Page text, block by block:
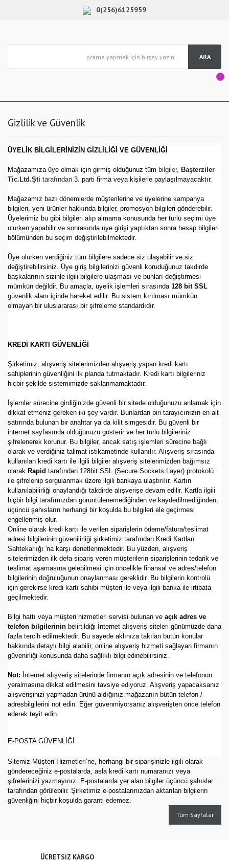
0(256)6125959
ARA
Gizlilik ve Güvenlik
ÜYELİK BİLGİLERİNİZİN GİZLİLİĞİ VE GÜVENLİĞİ
Mağazamıza üye olmak için girmiş olduğunuz tüm bilgiler, Başterziler
Tic.Ltd.Şti tarafından 3. parti firma veya kişilerle paylaşılmayacaktır.
Mağazamız bazı dönemlerde müşterilerine ve üyelerine kampanya
bilgileri, yeni ürünler hakkında bilgiler, promosyon bilgileri gönderebilir.
Üyelerimiz bu gibi bilgileri alıp almama konusunda her türlü seçimi üye
olurken yapabilir ve sonrasında üye girişi yaptıktan sonra hesap bilgileri
bölümünden bu seçim değiştirilebilmektedir.
Üye olurken verdiğiniz tüm bilgilere sadece siz ulaşabilir ve siz
değiştirebilirsiniz. Üye giriş bilgilerinizi güvenli koruduğunuz takdirde
başkalarının sizinle ilgili bilgilere ulaşması ve bunları değiştirmesi
mümkün değildir. Bu amaçla, üyelik işlemleri sırasında 128 bit SSL
güvenlik alanı içinde hareket edilir. Bu sistem kırılması mümkün
olmayan bir uluslararası bir şifreleme standardıdır.
KREDİ KARTI GÜVENLİĞİ
Şirketimiz, alışveriş sitelerimizden alışveriş yapan kredi kartı
sahiplerinin güvenliğini ilk planda tutmaktadır. Kredi kartı bilgileriniz
hiçbir şekilde sistemimizde saklanmamaktadır.
İşlemler sürecine girdiğinizde güvenli bir sitede olduğunuzu anlamak için
dikkat etmeniz gereken iki şey vardır. Bunlardan biri tarayıcınızın en alt
satırında bulunan bir anahtar ya da kilit simgesidir. Bu güvenli bir
internet sayfasında olduğunuzu gösterir ve her türlü bilgileriniz
şifrelenerek korunur. Bu bilgiler, ancak satış işlemleri sürecine bağlı
olarak ve verdiğiniz talimat istikametinde kullanılır. Alışveriş sırasında
kullanılan kredi kartı ile ilgili bilgiler alışveriş sitelerimizden bağımsız
olarak Rapid tarafından 128bit SSL (Secure Sockets Layer) protokolü
ile şifrelenip sorgulanmak üzere ilgili bankaya ulaştırılır. Kartın
kullanılabilirliği onaylandığı takdirde alışverişe devam edilir. Kartla ilgili
hiçbir bilgi tarafımızdan görüntülenemediğinden ve kaydedilmediğinden,
üçüncü şahısların herhangi bir koşulda bu bilgileri ele geçirmesi
engellenmiş olur.
Online olarak kredi kartı ile verilen siparişlerin ödeme/fatura/teslimat
adresi bilgilerinin güvenilirliği şirketimiz tarafından Kredi Kartları
Sahtekarlığı 'na karşı denetlenmektedir. Bu yüzden, alışveriş
sitelerimizden ilk defa sipariş veren müşterilerin siparişlerinin tedarik ve
teslimat aşamasına gelebilmesi için öncelikle finansal ve adres/telefon
bilgilerinin doğruluğunun onaylanması gereklidir. Bu bilgilerin kontrolü
için gerekirse kredi kartı sahibi müşteri ile veya ilgili banka ile irtibata
geçilmektedir.
Bilgi hattı veya müşteri hizmetleri servisi bulunan ve açık adres ve
telefon bilgilerinin belirtildiği İnternet alışveriş siteleri günümüzde daha
fazla tercih edilmektedir. Bu sayede aklınıza takılan bütün konular
hakkında detaylı bilgi alabilir, online alışveriş hizmeti sağlayan firmanın
güvenirliği konusunda daha sağlıklı bilgi edinebilirsiniz.
Not: İnternet alışveriş sitelerinde firmanın açık adresinin ve telefonun
yeralmasına dikkat edilmesini tavsiye ediyoruz. Alışveriş yapacaksanız
alışverişinizi yapmadan ürünü aldığınız mağazanın bütün telefon /
adresbilgilerini not edin. Eğer güvenmiyorsanız alışverişten önce telefon
ederek teyit edin.
E-POSTA GÜVENLİĞİ
Sitemiz Müşteri Hizmetleri’ne, herhangi bir siparişinizle ilgili olarak
göndereceğiniz e-postalarda, asla kredi kartı numaranızı veya
şifrelerinizi yazmayınız. E-postalarda yer alan bilgiler üçüncü şahıslar
tarafından görülebilir. Şirketimiz e-postalarınızdan aktarılan bilgilerin
güvenliğini hiçbir koşulda garanti edemez.
Tüm Sayfalar
ÜCRETSİZ KARGO